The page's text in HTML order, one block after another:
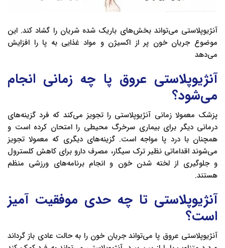
آنژیوپلاستی می‌تواند بخش‌های باریک شده شریان را گشاد کند. این
موضوع جریان خون پر از اکسیژن و مواد غذایی به پا را افزایش
می‌دهد
آنژیوپلاستی عروق پا چه زمانی انجام
می‌شود؟
پزشک معمولا زمانی آنژیوپلاستی را تجویز می‌کند که فرد گزینه‌های
درمانی دیگر برای بیماری سرخرگ محیطی را امتحان کرده است و
همچنان با درد پا مواجه است. گزینه‌های دیگری که معمولا تجویز
می‌شوند اقداماتی نظیر ترک سیگار، مصرف دارو برای کاهش کلسترول
و جلوگیری از لخته شدن خون و انجام برنامه‌های ورزشی منظم
هستند.
آنژیوپلاستی تا چه حدی موفقیت آمیز
است؟
آنژیوپلاستی عروق پا می‌تواند جریان خون را به حالت عادی باز گرداند